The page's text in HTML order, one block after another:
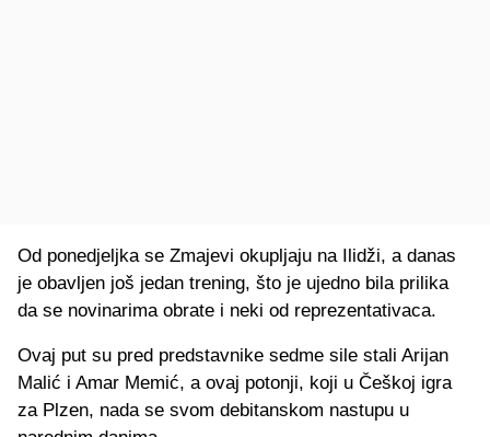
Od ponedjeljka se Zmajevi okupljaju na Ilidži, a danas
je obavljen još jedan trening, što je ujedno bila prilika
da se novinarima obrate i neki od reprezentativaca.
Ovaj put su pred predstavnike sedme sile stali Arijan
Malić i Amar Memić, a ovaj potonji, koji u Češkoj igra
za Plzen, nada se svom debitanskom nastupu u